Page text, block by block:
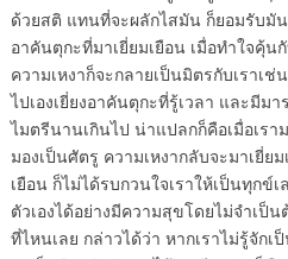
ด้วยสติ แทนที่จะผลักไสมัน ก็ยอมรับมั
อาคันตุกะที่มาเยี่ยมเยือน เมื่อทำใจคุ้
ความเหงาก็จะกลายเป็นมิตรกับเราเ
ไปเองเยี่ยงอาคันตุกะที่รู้เวลา และมีม
ไมตรีนานเกินไป น่าแปลกก็คือเมื่อเรา
มองเป็นศัตรู ความเหงากลับจะมาเยี่ย
เยือน ก็ไม่ได้รบกวนใจเราให้เป็นทุกข์
ตัวเองได้อย่างมีความสุขโดยไม่จำเป็
ที่ไหนเลย กล่าวได้ว่า หากเราไม่รู้จัก